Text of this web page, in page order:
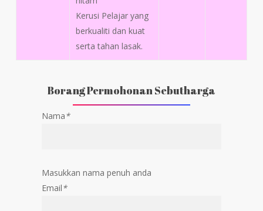
Kerusi Pelajar yang
berkualiti dan kuat
serta tahan lasak.
Borang Permohonan Sebutharga
Nama*
Masukkan nama penuh anda
Email*